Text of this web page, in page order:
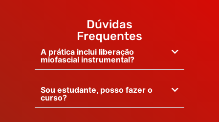
Dúvidas
Frequentes
A prática inclui liberação
miofascial instrumental?
Sou estudante, posso fazer o
curso?